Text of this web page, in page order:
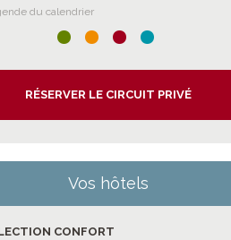
du calendrier
RÉSERVER LE CIRCUIT PRIVÉ
Vos hôtels
CONFORT